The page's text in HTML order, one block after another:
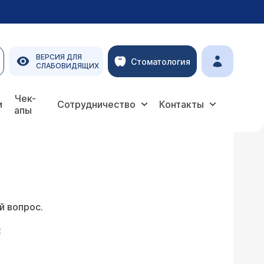
ВЕРСИЯ ДЛЯ
СЛАБОВИДЯЩИХ
Стоматология
Чек-
апы
Сотрудничество Контакты
вопрос.